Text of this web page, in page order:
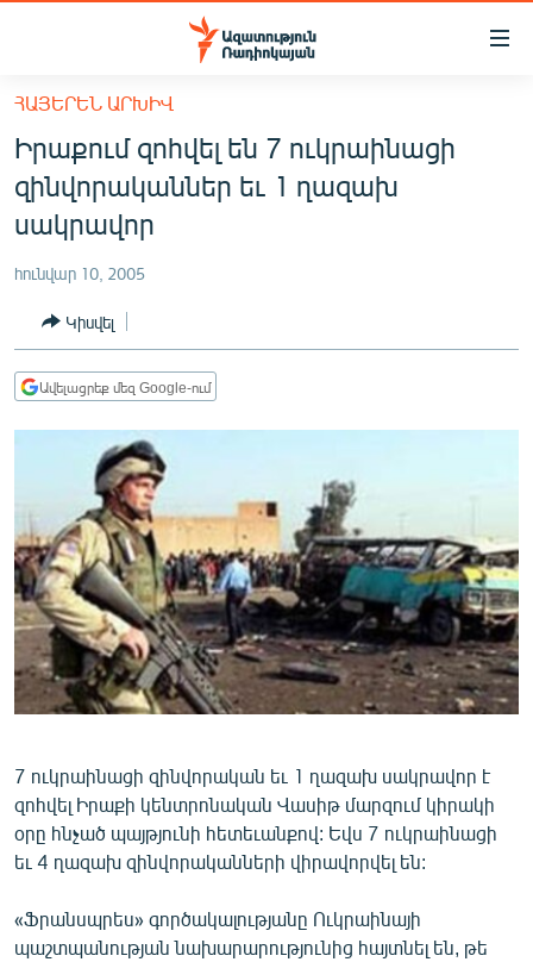
Մատչելիության
հիմնական
բովանդակությանը
Անցնել
հիմնական
մենյուին
ՀԱՅԱՍՏԱՆ
ՔԱՂԱՔԱԿԱՆ
ՀԱՍԱՐԱԿՈՒԹՅՈՒՆ
ՏՆՏԵՍՈՒԹՅՈՒՆ
ՂԱՐԱԲԱՂ
ՊԱՏԵՐԱԶՄԻ 6 ՇԱԲԱԹՆԵՐԸ
ՏԱՐԱԾԱՇՐՋԱՆ
ՄԻՋԱԶԳԱՅԻՆ
ՄՇԱԿՈՒՅԹ
ՍՊՈՐՏ
ՄԵԿՆԱԲԱՆՈՒԹՅՈՒՆ
ԿՈՐՈՆԱՎԻՐՈՒՍ
ԱՐԽԻՎ
ՏԵՍԱՆՅՈՒԹԵՐ
ՁԳՏԵԼՈՎ ԼԱՎԱԳՈՒՅՆԻՆ
ՀԱՅԵՐԵՆ ԱՐԽԻՎ
Իրաքում զոհվել են 7 ուկրաինացի
զինվորականներ եւ 1 ղազախ
սակրավոր
հունվար 10, 2005
Կիսվել
Ավելացրեք մեզ Google-ում
7 ուկրաինացի զինվորական եւ 1 ղազախ սակրավոր է
զոհվել Իրաքի կենտրոնական Վասիթ մարզում կիրակի
օրը հնչած պայթյունի հետեւանքով: Եվս 7 ուկրաինացի
եւ 4 ղազախ զինվորականների վիրավորվել են:
«Ֆրանսպրես» գործակալությանը Ուկրաինայի
պաշտպանության նախարարությունից հայտնել են, թե